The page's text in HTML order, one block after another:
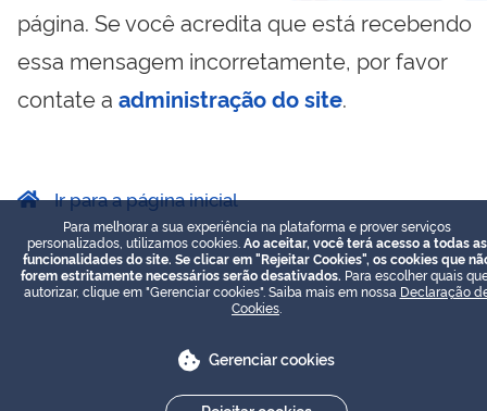
página. Se você acredita que está recebendo
essa mensagem incorretamente, por favor
contate a administração do site.
Ir para a página inicial
Para melhorar a sua experiência na plataforma e prover serviços
personalizados, utilizamos cookies. Ao aceitar, você terá acesso a todas as
funcionalidades do site. Se clicar em "Rejeitar Cookies", os cookies que
forem estritamente necessários serão desativados. Para escolher quais
autorizar, clique em "Gerenciar cookies". Saiba mais em nossa Declaração
Cookies
Gerenciar cookies